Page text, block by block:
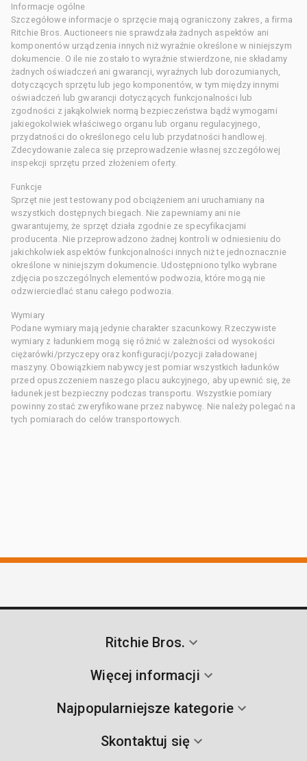
Informacje ogólne
Szczegółowe informacje o sprzęcie mają ograniczony zakres, a firma
Ritchie Bros. Auctioneers nie sprawdzała żadnych aspektów ani
komponentów urządzenia innych niż wyraźnie określone w niniejszym
dokumencie. O ile nie zostało to wyraźnie stwierdzone, nie składamy
żadnych oświadczeń ani gwarancji, wyraźnych lub dorozumianych,
dotyczących sprzętu lub jego komponentów, w tym między innymi
oświadczeń lub gwarancji dotyczących funkcjonalności lub
zgodności z jakąkolwiek normą bezpieczeństwa bądź wymogami
jakiegokolwiek właściwego organu lub organu regulacyjnego,
przydatności do określonego celu lub przydatności handlowej.
Zdecydowanie zaleca się przeprowadzenie własnej szczegółowej
inspekcji sprzętu przed złożeniem oferty.
Funkcje
Sprzęt nie jest testowany pod obciążeniem ani uruchamiany na
wszystkich dostępnych biegach. Nie zapewniamy ani nie
gwarantujemy, że sprzęt działa zgodnie ze specyfikacjami
producenta. Nie przeprowadzono żadnej kontroli w odniesieniu do
jakichkolwiek aspektów funkcjonalności innych niż te jednoznacznie
określone w niniejszym dokumencie. Udostępniono tylko wybrane
zdjęcia poszczególnych elementów podwozia, które mogą nie
odzwierciedlać stanu całego podwozia.
Wymiary
Podane wymiary mają jedynie charakter szacunkowy. Rzeczywiste
wymiary z ładunkiem mogą się różnić w zależności od wysokości
ciężarówki/przyczepy oraz konfiguracji/pozycji załadowanej
maszyny. Obowiązkiem nabywcy jest pomiar wszystkich ładunków
przed opuszczeniem naszego placu aukcyjnego, aby upewnić się, że
ładunek jest bezpieczny podczas transportu. Wszystkie pomiary
powinny zostać zweryfikowane przez nabywcę. Nie należy polegać na
tych pomiarach do celów transportowych.
Ritchie Bros.
Więcej informacji
Najpopularniejsze kategorie
Skontaktuj się